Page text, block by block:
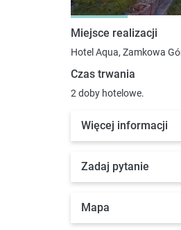
Miejsce realizacji
Hotel Aqua, Zamkowa
Czas trwania
2 doby hotelowe.
Więcej informacji
Zadaj pytanie
Mapa